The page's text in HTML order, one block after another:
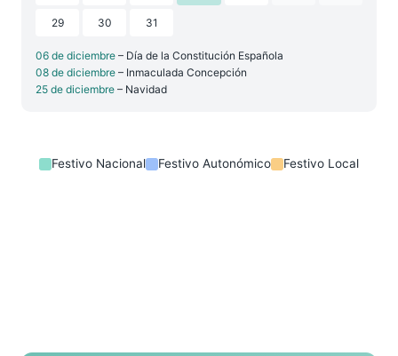
29 30 31
06 de diciembre – Día de la Constitución Española
08 de diciembre – Inmaculada Concepción
25 de diciembre – Navidad
Festivo Nacional Festivo Autonómico Festivo Local